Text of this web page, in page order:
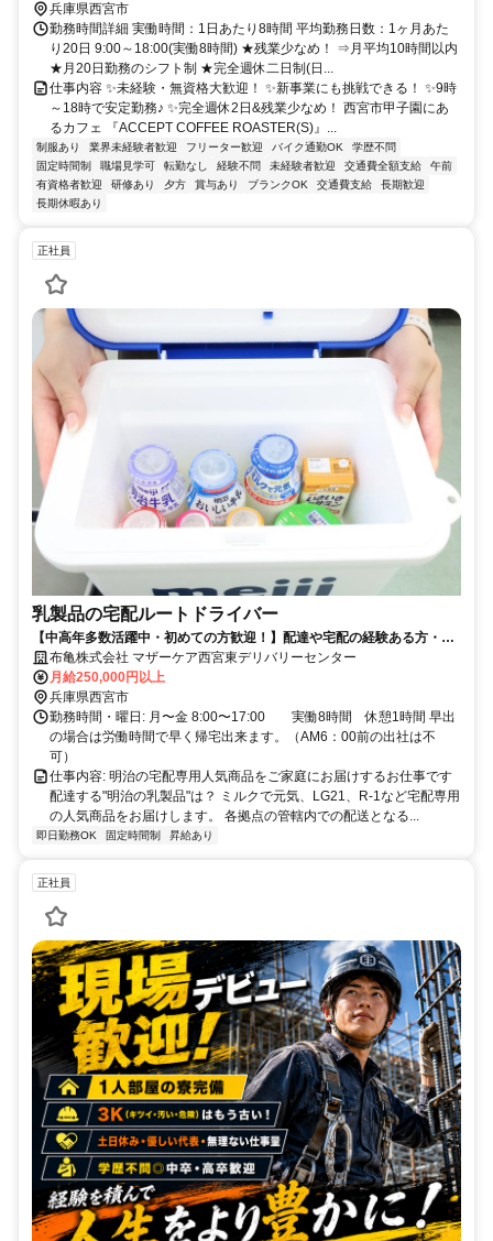
兵庫県西宮市
勤務時間詳細 実働時間：1日あたり8時間 平均勤務日数：1ヶ月あた
り20日 9:00～18:00(実働8時間) ★残業少なめ！ ⇒月平均10時間以内
★月20日勤務のシフト制 ★完全週休二日制(日...
仕事内容 ✨未経験・無資格大歓迎！ ✨新事業にも挑戦できる！ ✨9時
～18時で安定勤務♪ ✨完全週休2日&残業少なめ！ 西宮市甲子園にあ
るカフェ 『ACCEPT COFFEE ROASTER(S)』...
制服あり 業界未経験者歓迎 フリーター歓迎 バイク通勤OK
学歴不問
固定時間制
職場見学可 転勤なし 経験不問 未経験者歓迎 交通費全額支給
午前
有資格者歓迎
研修あり 夕方 賞与あり ブランクOK 交通費支給
長期歓迎
長期休暇あり
正社員
乳製品の宅配ルートドライバー
【中高年多数活躍中・初めての方歓迎！】配達や宅配の経験ある方・好
きな方歓迎
布亀株式会社 マザーケア西宮東デリバリーセンター
月給250,000円以上
兵庫県西宮市
勤務時間・曜日: 月〜金 8:00〜17:00 実働8時間 休憩1時間 早出
の場合は労働時間で早く帰宅出来ます。（AM6：00前の出社は不
可）
仕事内容: 明治の宅配専用人気商品をご家庭にお届けするお仕事です
配達する"明治の乳製品"は？ ミルクで元気、LG21、R-1など宅配専用
の人気商品をお届けします。 各拠点の管轄内での配送となる...
即日勤務OK 固定時間制 昇給あり
正社員